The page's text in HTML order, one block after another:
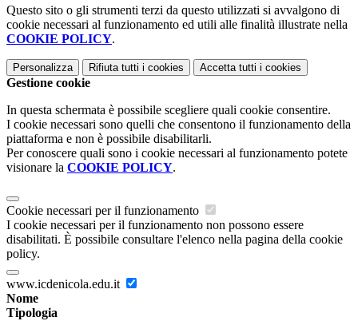
Questo sito o gli strumenti terzi da questo utilizzati si avvalgono di
cookie necessari al funzionamento ed utili alle finalità illustrate nella
COOKIE POLICY.
Personalizza Rifiuta tutti i cookies Accetta tutti i cookies
Gestione cookie
In questa schermata è possibile scegliere quali cookie consentire.
I cookie necessari sono quelli che consentono il funzionamento della
piattaforma e non è possibile disabilitarli.
Per conoscere quali sono i cookie necessari al funzionamento potete
visionare la COOKIE POLICY.
Cookie necessari per il funzionamento
I cookie necessari per il funzionamento non possono essere
disabilitati. È possibile consultare l'elenco nella pagina della cookie
policy.
www.icdenicola.edu.it
Nome
Tipologia